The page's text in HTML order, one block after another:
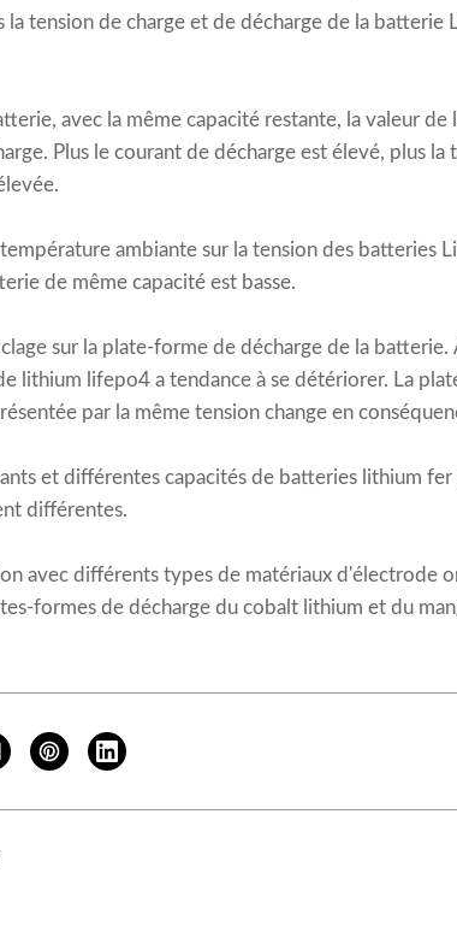
la tension de charge et de décharge de la batterie
avec la même capacité restante, la valeur
Plus le courant de décharge est élevé, plus
ambiante sur la tension des batteries
de même capacité est basse.
sur la plate-forme de décharge de la
lithium lifepo4 a tendance à se détériorer. La
par la même tension change en
et différentes capacités de batteries lithium
différentes.
avec différents types de matériaux d'électrode
formes de décharge du cobalt lithium et du